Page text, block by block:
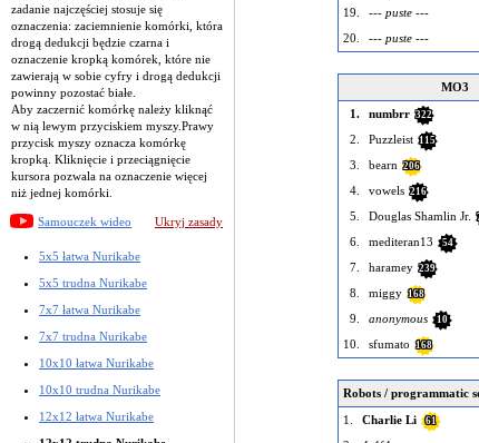
zadanie najczęściej stosuje się
oznaczenia: zaciemnienie komórki, która
drogą dedukcji będzie czarna i
oznaczenie kropką komórek, które nie
zawierają w sobie cyfry i drogą dedukcji
powinny pozostać białe.
Aby zaczernić komórkę należy kliknąć
w nią lewym przyciskiem myszy.Prawy
przycisk myszy oznacza komórkę
kropką. Kliknięcie i przeciągnięcie
kursora pozwala na oznaczenie więcej
niż jednej komórki.
Samouczek wideo Ukryj zasady
5x5 łatwa Nurikabe
5x5 trudna Nurikabe
7x7 łatwa Nurikabe
7x7 trudna Nurikabe
10x10 łatwa Nurikabe
10x10 trudna Nurikabe
12x12 łatwa Nurikabe
19.
--- puste ---
20.
--- puste ---
MO3
1.
numbrr 322
2.
Puzzleist 115
3.
bearn 206
4.
vowels 216
5.
Douglas Shamlin Jr.
6.
mediteran13 54
7.
haramey 239
8.
miggy 168
9.
anonymous 10
10.
sfumato 168
Robots / programmatic
1.
Charlie Li 61